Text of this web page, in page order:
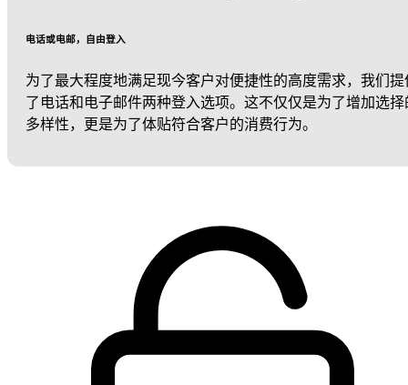
电话或电邮，自由登入
为了最大程度地满足现今客户对便捷性的高度需求，我们提
了电话和电子邮件两种登入选项。这不仅仅是为了增加选择
多样性，更是为了体贴符合客户的消费行为。